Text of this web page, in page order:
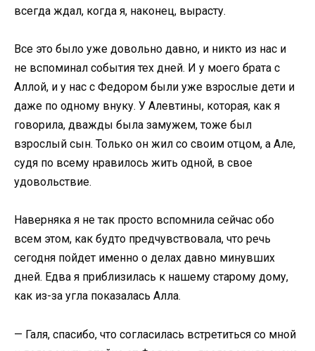
всегда ждал, когда я, наконец, вырасту.
Все это было уже довольно давно, и никто из нас и
не вспоминал события тех дней. И у моего брата с
Аллой, и у нас с Федором были уже взрослые дети и
даже по одному внуку. У Алевтины, которая, как я
говорила, дважды была замужем, тоже был
взрослый сын. Только он жил со своим отцом, а Але,
судя по всему нравилось жить одной, в свое
удовольствие.
Наверняка я не так просто вспомнила сейчас обо
всем этом, как будто предчувствовала, что речь
сегодня пойдет именно о делах давно минувших
дней. Едва я приблизилась к нашему старому дому,
как из-за угла показалась Алла.
— Галя, спасибо, что согласилась встретиться со мной